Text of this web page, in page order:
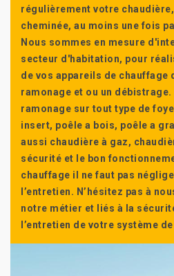
régulièrement votre
cheminée, au moins une fois
Nous sommes en mesure
secteur d'habitation, pour
de vos appareils de chauffage
ramonage et ou un
ramonage sur tout type de
insert, poêle a bois, poêle a
aussi chaudière à gaz,
sécurité et le bon
chauffage il ne faut pas
l’entretien. N’hésitez pas à
notre métier et liés à la
l’entretien de votre système